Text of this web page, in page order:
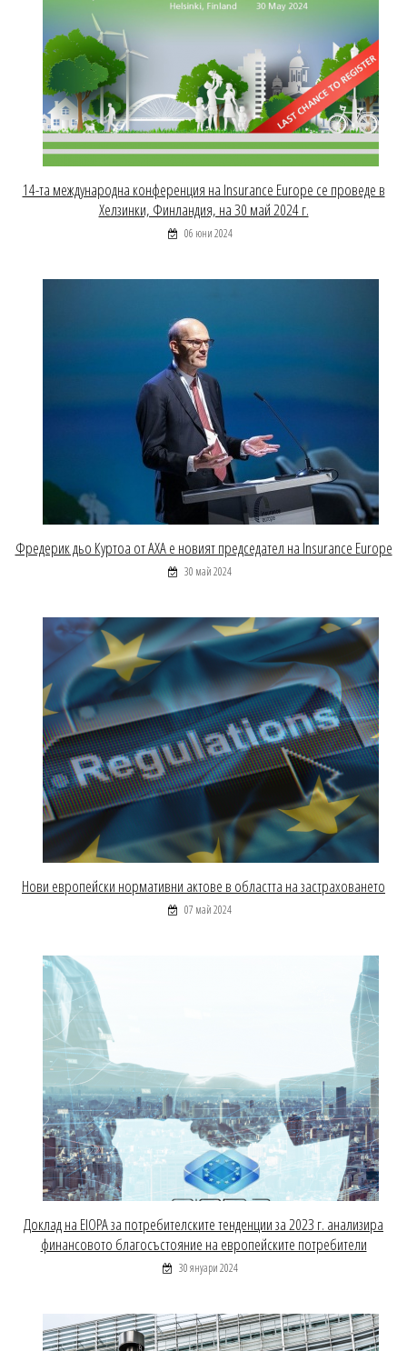
14-та международна конференция на Insurance Europe се проведе в
Хелзинки, Финландия, на 30 май 2024 г.
06 юни 2024
Фредерик дьо Куртоа от AXA е новият председател на Insurance Europe
30 май 2024
Нови европейски нормативни актове в областта на застраховането
07 май 2024
Доклад на EIOPA за потребителските тенденции за 2023 г. анализира
финансовото благосъстояние на европейските потребители
30 януари 2024